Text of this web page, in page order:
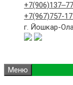
+7(906)
+7(967)757-
г. Йошкар-
Меню